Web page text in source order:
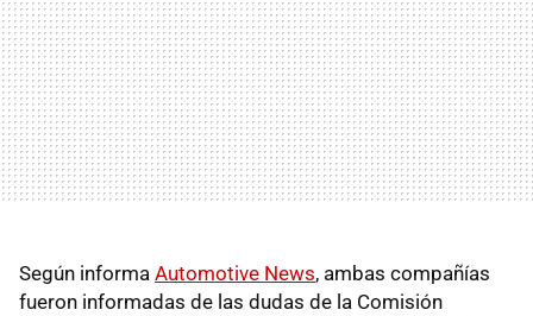
Según informa Automotive News, ambas compañías
fueron informadas de las dudas de la Comisión